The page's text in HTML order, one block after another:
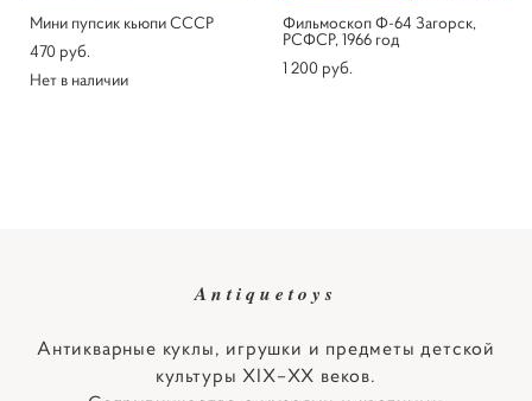
Мини пупсик кьюпи СССР
470 pуб.
Нет в наличии
Фильмоскоп Ф-64 Загорск,
РСФСР, 1966 год
1 200 pуб.
Antiquetoys
Антикварные куклы, игрушки и предметы детской
культуры XIX–XX веков.